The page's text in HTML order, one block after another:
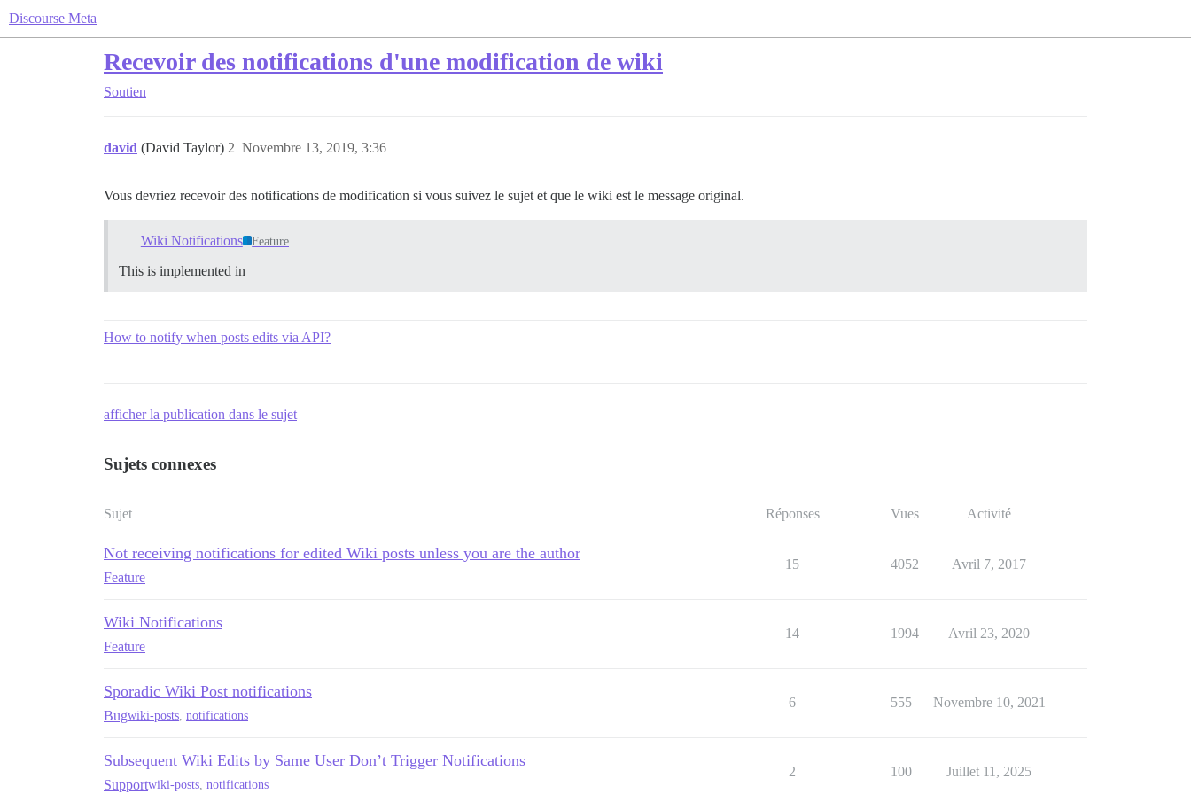
Discourse Meta
Recevoir des notifications d'une modification de wiki
Soutien
david (David Taylor) Novembre 13, 2019, 3:36
2
Vous devriez recevoir des notifications de modification si vous suivez le sujet et que le wiki est le message original.
Wiki Notifications Feature
This is implemented in
How to notify when posts edits via API?
afficher la publication dans le sujet
Sujets connexes
Sujet Réponses Vues Activité
Not receiving notifications for edited Wiki posts unless you are the author
Feature
15 4052 Avril 7, 2017
Wiki Notifications
Feature
14 1994 Avril 23, 2020
Sporadic Wiki Post notifications
Bugwiki-posts, notifications
6 555 Novembre 10, 2021
Subsequent Wiki Edits by Same User Don’t Trigger Notifications
Supportwiki-posts, notifications
2 100 Juillet 11, 2025